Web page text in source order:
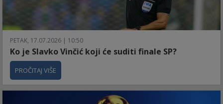
PETAK, 17.07.2026 | 10:50
Ko je Slavko Vinčić koji će suditi finale SP?
PROČITAJ VIŠE